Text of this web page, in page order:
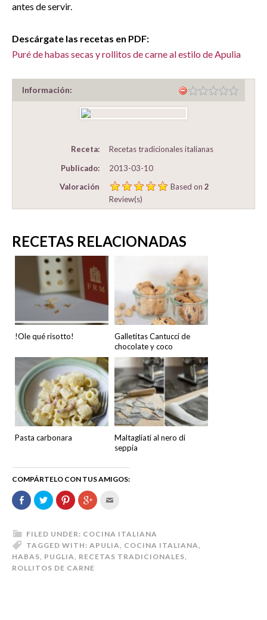
antes de servir.
Descárgate las recetas en PDF:
Puré de habas secas y rollitos de carne al estilo de Apulia
Información:
Receta:
Recetas tradicionales italianas
Publicado:
2013-03-10
Valoración
Based on2
Review(s)
RECETAS RELACIONADAS
!Ole qué risotto!
Galletitas Cantucci de
chocolate y coco
Pasta carbonara
Maltagliati al nero di
seppia
COMPÁRTELO CON TUS AMIGOS:
Comparte
en
Facebook
en
una
ventana
nueva)
Haz
clic
para
Twitter
(Se
abre
en
ventana
Haz
clic
para
Pinterest
(Se
abre
en
una
ventana
Haz
clic
Google+
(Se
abre
en
ventana
correo
electrónico
a
un
FILED UNDER: COCINA ITALIANA
TAGGED WITH: APULIA, COCINA ITALIANA,
HABAS, PUGLIA, RECETAS TRADICIONALES,
ROLLITOS DE CARNE